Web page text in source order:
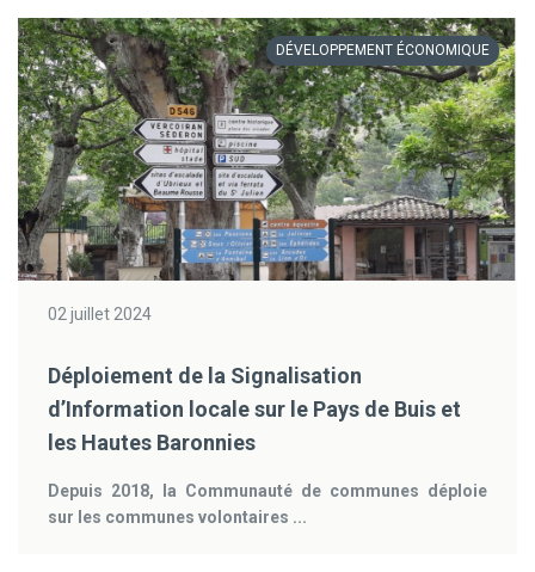
DÉVELOPPEMENT ÉCONOMIQUE
02 juillet 2024
Déploiement de la Signalisation
d’Information locale sur le Pays de Buis et
les Hautes Baronnies
Depuis 2018, la Communauté de communes déploie
sur les communes volontaires ...